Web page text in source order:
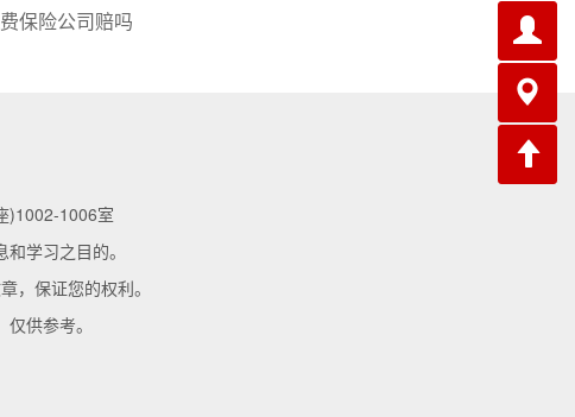
保险公司赔吗
)1002-1006室
学习之目的。
，保证您的权利。
供参考。